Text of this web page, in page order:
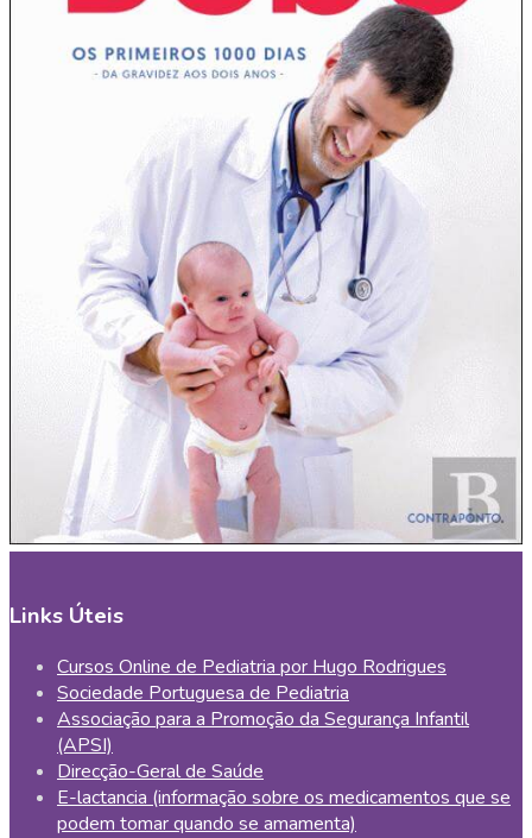
Links Úteis
Cursos Online de Pediatria por Hugo Rodrigues
Sociedade Portuguesa de Pediatria
Associação para a Promoção da Segurança Infantil
(APSI)
Direcção-Geral de Saúde
E-lactancia (informação sobre os medicamentos que se
podem tomar quando se amamenta)